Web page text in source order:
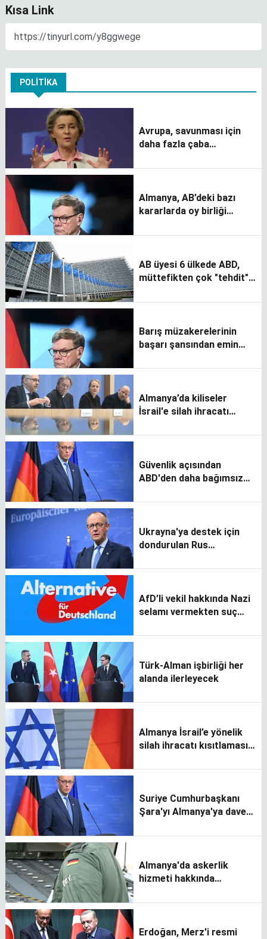
Kısa Link
POLITIKA
Avrupa, savunması için
daha fazla çaba
Almanya, AB’deki bazı
kararlarda oy birliği
istiyor
AB üyesi 6 ülkede ABD,
müttefikten çok "tehdit"
Barış müzakerelerinin
başarı şansından emin
Almanya’da kiliseler
İsrail'e silah ihracatı
Güvenlik açısından
ABD'den daha bağımsız
Ukrayna'ya destek için
dondurulan Rus
önerdi
AfD’li vekil hakkında Nazi
selamı vermekten suç
Türk-Alman işbirliği her
alanda ilerleyecek
Almanya İsrail’e yönelik
silah ihracatı kısıtlamasını
Suriye Cumhurbaşkanı
Şara'yı Almanya'ya davet
Almanya'da askerlik
hizmeti hakkında
Erdoğan, Merz'i resmi